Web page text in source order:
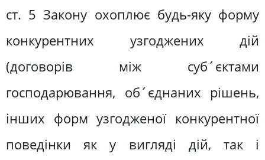
ст. 5 Закону охоплює будь-яку форму
конкурентних узгоджених дій
(договорів між суб´єктами
господарювання, об´єднаних рішень,
інших форм узгодженої конкурентної
поведінки як у вигляді дій, так і